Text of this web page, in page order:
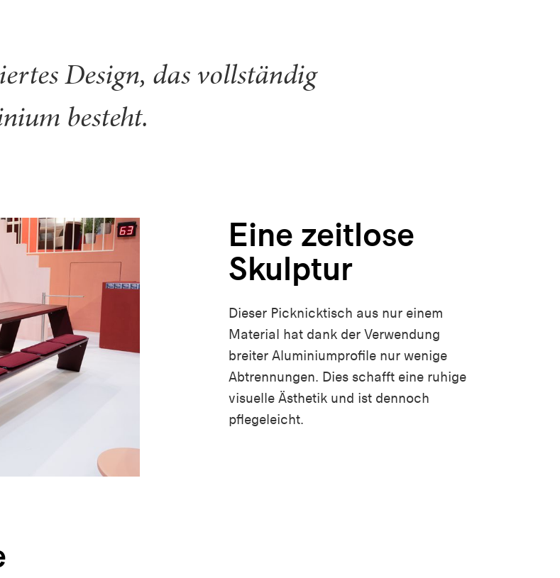
Design, das vollständig
besteht.
Eine zeitlose
Skulptur
Dieser Picknicktisch aus nur einem
Material hat dank der Verwendung
breiter Aluminiumprofile nur wenige
Abtrennungen. Dies schafft eine ruhige
visuelle Ästhetik und ist dennoch
pflegeleicht.